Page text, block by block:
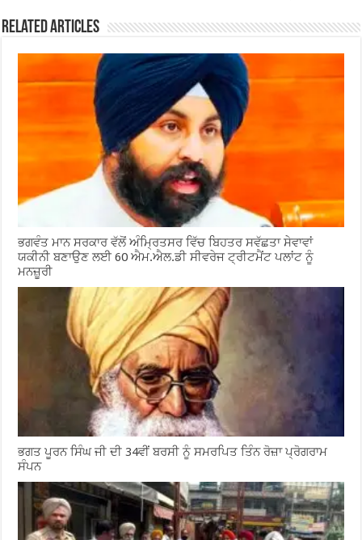
Related Articles
ਭਗਵੰਤ ਮਾਨ ਸਰਕਾਰ ਵੱਲੋਂ ਅੰਮ੍ਰਿਤਸਰ ਵਿੱਚ ਬਿਹਤਰ ਸਵੱਛਤਾ ਸੇਵਾਵਾਂ
ਯਕੀਨੀ ਬਣਾਉਣ ਲਈ 60 ਐਮ.ਐਲ.ਡੀ ਸੀਵਰੇਜ ਟ੍ਰੀਟਮੈਂਟ ਪਲਾਂਟ ਨੂੰ
ਮਨਜ਼ੂਰੀ
ਭਗਤ ਪੂਰਨ ਸਿੰਘ ਜੀ ਦੀ 34ਵੀਂ ਬਰਸੀ ਨੂੰ ਸਮਰਪਿਤ ਤਿੰਨ ਰੋਜ਼ਾ ਪ੍ਰੋਗਰਾਮ
ਸੰਪਨ